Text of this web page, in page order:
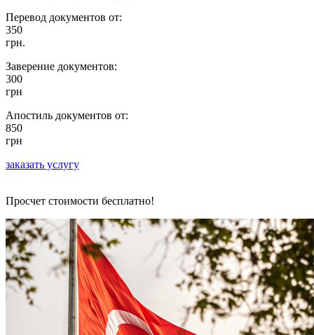
Перевод документов от:
350
грн.
Заверение документов:
300
грн
Апостиль документов от:
850
грн
заказать услугу
Просчет стоимости бесплатно!